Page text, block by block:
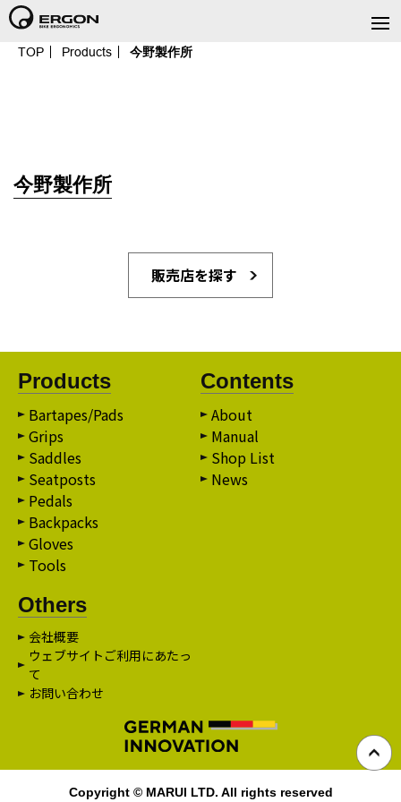
TOP Products 今野製作所
今野製作所
販売店を探す
Products
Bartapes/Pads
Grips
Saddles
Seatposts
Pedals
Backpacks
Gloves
Tools
Contents
About
Manual
Shop List
News
Others
会社概要
ウェブサイトご利用にあたっ
て
お問い合わせ
Copyright © MARUI LTD. All rights reserved